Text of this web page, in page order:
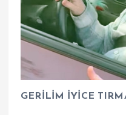
GERİLİM İYİCE